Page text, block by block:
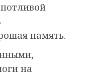
память.
на